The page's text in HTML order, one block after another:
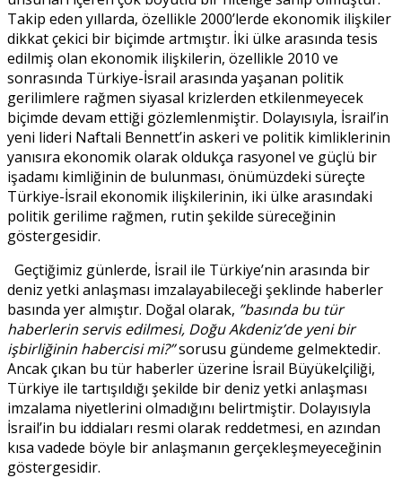
Takip eden yıllarda, özellikle 2000’lerde ekonomik ilişkiler
dikkat çekici bir biçimde artmıştır. İki ülke arasında tesis
edilmiş olan ekonomik ilişkilerin, özellikle 2010 ve
sonrasında Türkiye-İsrail arasında yaşanan politik
gerilimlere rağmen siyasal krizlerden etkilenmeyecek
biçimde devam ettiği gözlemlenmiştir. Dolayısıyla, İsrail’in
yeni lideri Naftali Bennett’in askeri ve politik kimliklerinin
yanısıra ekonomik olarak oldukça rasyonel ve güçlü bir
işadamı kimliğinin de bulunması, önümüzdeki süreçte
Türkiye-İsrail ekonomik ilişkilerinin, iki ülke arasındaki
politik gerilime rağmen, rutin şekilde süreceğinin
göstergesidir.
Geçtiğimiz günlerde, İsrail ile Türkiye’nin arasında bir
deniz yetki anlaşması imzalayabileceği şeklinde haberler
basında yer almıştır. Doğal olarak, ”basında bu tür
haberlerin servis edilmesi, Doğu Akdeniz’de yeni bir
işbirliğinin habercisi mi?”sorusu gündeme gelmektedir.
Ancak çıkan bu tür haberler üzerine İsrail Büyükelçiliği,
Türkiye ile tartışıldığı şekilde bir deniz yetki anlaşması
imzalama niyetlerini olmadığını belirtmiştir. Dolayısıyla
İsrail’in bu iddiaları resmi olarak reddetmesi, en azından
kısa vadede böyle bir anlaşmanın gerçekleşmeyeceğinin
göstergesidir.